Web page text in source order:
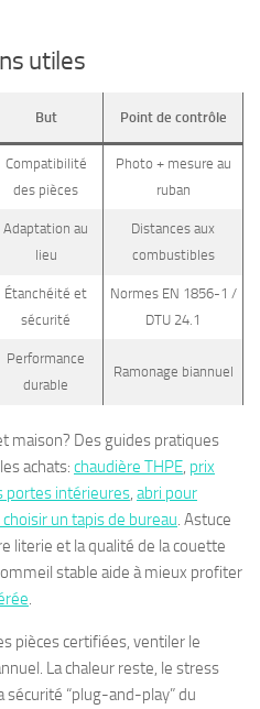
utiles
But Point de contrôle
Compatibilité
des pièces
Photo + mesure au
ruban
Adaptation au
lieu
Distances aux
combustibles
Étanchéité et
sécurité
Normes EN 1856-1 /
DTU 24.1
Performance
durable
Ramonage biannuel
maison? Des guides pratiques
achats: chaudière THPE, prix
portes intérieures, abri pour
choisir un tapis de bureau. Astuce
literie et la qualité de la couette
stable aide à mieux profiter
.
pièces certifiées, ventiler le
La chaleur reste, le stress
sécurité “plug-and-play” du